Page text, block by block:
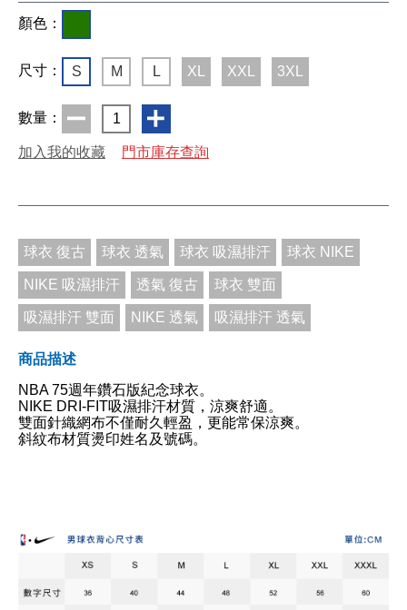
顏色：
尺寸： S M L XL XXL 3XL
數量： 1
加入我的收藏 門市庫存查詢
球衣 復古 球衣 透氣 球衣 吸濕排汗 球衣 NIKE
NIKE 吸濕排汗 透氣 復古 球衣 雙面
吸濕排汗 雙面 NIKE 透氣 吸濕排汗 透氣
商品描述
NBA 75週年鑽石版紀念球衣。
NIKE DRI‐FIT吸濕排汗材質，涼爽舒適。
雙面針織網布不僅耐久輕盈，更能常保涼爽。
斜紋布材質燙印姓名及號碼。